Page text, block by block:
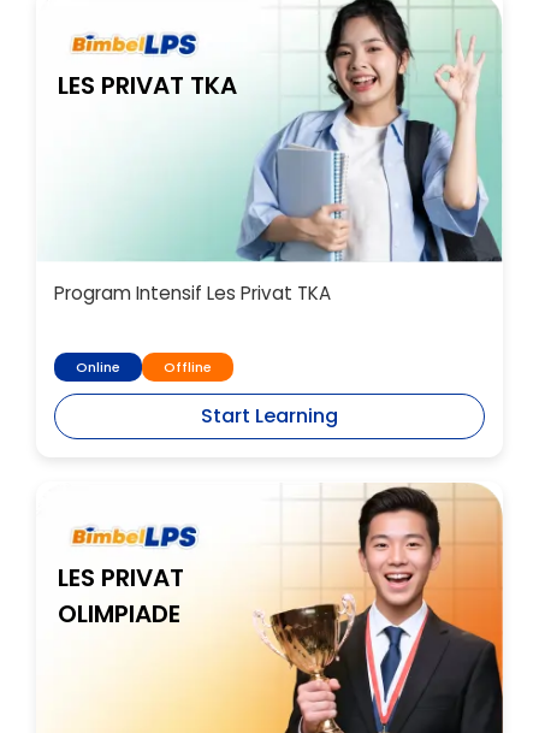
LES PRIVAT TKA
Program Intensif Les Privat TKA
Online Offline
Start Learning
LES PRIVAT
OLIMPIADE